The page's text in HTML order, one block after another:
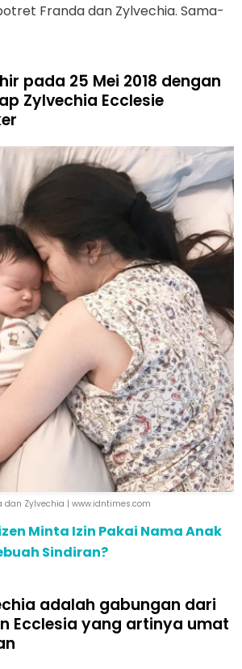
Franda dan Zylvechia. Sama-
pada 25 Mei 2018 dengan
Zylvechia Ecclesie
dan Zylvechia | www.idntimes.com
Minta Izin Pakai Nama Anak
Sindiran?
adalah gabungan dari
Ecclesia yang artinya umat